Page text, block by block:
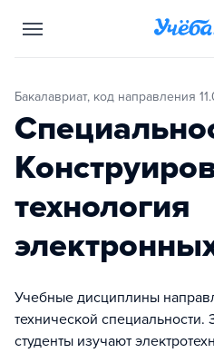
Бакалавриат, код направления
технология
Учебные дисциплины
технической
студенты изучают